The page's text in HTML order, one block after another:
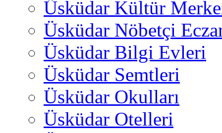
Üsküdar Kültür
Üsküdar Nöbetçi
Üsküdar Bilgi Evleri
Üsküdar Semtleri
Üsküdar Okulları
Üsküdar Otelleri